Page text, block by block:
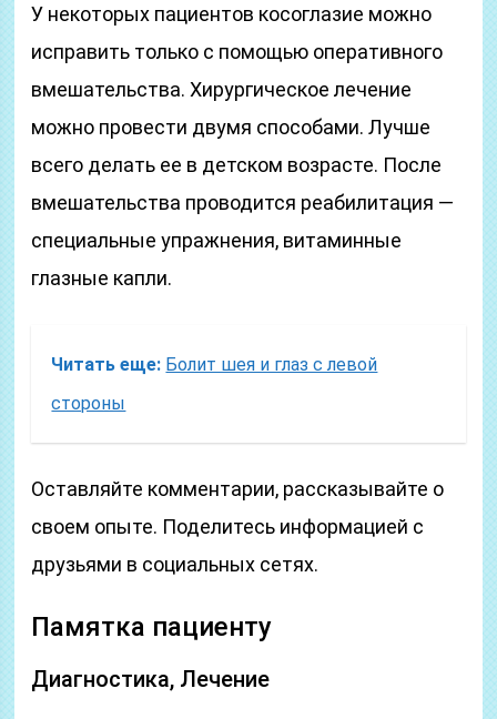
У некоторых пациентов косоглазие можно
исправить только с помощью оперативного
вмешательства. Хирургическое лечение
можно провести двумя способами. Лучше
всего делать ее в детском возрасте. После
вмешательства проводится реабилитация —
специальные упражнения, витаминные
глазные капли.
Читать еще: Болит шея и глаз с левой
стороны
Оставляйте комментарии, рассказывайте о
своем опыте. Поделитесь информацией с
друзьями в социальных сетях.
Памятка пациенту
Диагностика, Лечение